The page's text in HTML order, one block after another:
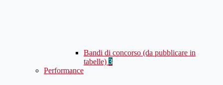
Bandi di concorso (da pubblicare in
tabelle) 3
Performance